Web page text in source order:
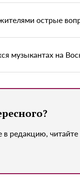
острые
музыкантах на
редакцию, читайте